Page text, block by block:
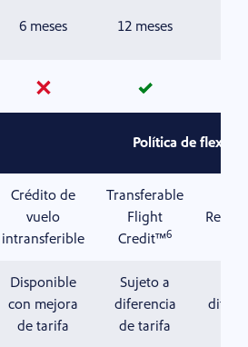
6 meses 12 meses
no sí
Política de
Crédito de
vuelo
intransferible
Transferable
Flight
Credit™6
Disponible
con mejora
de tarifa
Sujeto a
diferencia
de tarifa